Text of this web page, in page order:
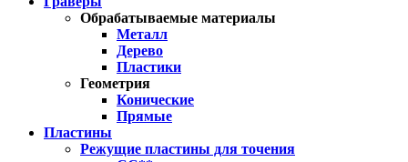
Обрабатываемые материалы
Металл
Дерево
Пластики
Геометрия
Конические
Прямые
Пластины
Режущие пластины для точения